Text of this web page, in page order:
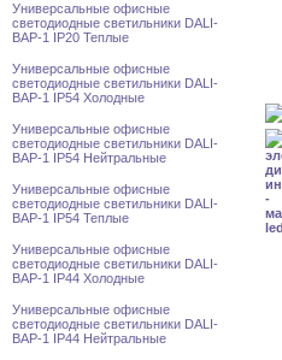
Универсальные офисные
светодиодные светильники DALI-
BAP-1 IP20 Теплые
Универсальные офисные
светодиодные светильники DALI-
BAP-1 IP54 Холодные
Универсальные офисные
светодиодные светильники DALI-
BAP-1 IP54 Нейтральные
Универсальные офисные
светодиодные светильники DALI-
BAP-1 IP54 Теплые
Универсальные офисные
светодиодные светильники DALI-
BAP-1 IP44 Холодные
Универсальные офисные
светодиодные светильники DALI-
BAP-1 IP44 Нейтральные